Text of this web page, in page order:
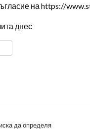
на https://
днес
да определя